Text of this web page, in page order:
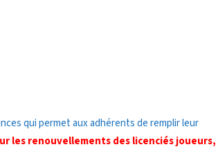
qui permet aux adhérents de remplir leur
les renouvellements des licenciés joueurs,